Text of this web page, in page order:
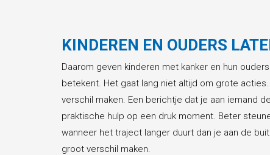
KINDEREN EN OUDERS
Daarom geven kinderen met kanker en hun
betekent. Het gaat lang niet altijd om grote
verschil maken. Een berichtje dat je aan iemand
praktische hulp op een druk moment. Beter
wanneer het traject langer duurt dan je aan de
groot verschil maken.